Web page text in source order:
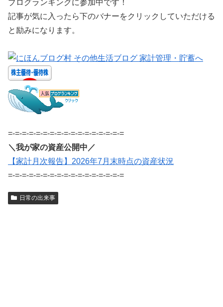
ブログランキングに参加中です！
記事が気に入ったら下のバナーをクリックしていただける
と励みになります。
=-=-=-=-=-=-=-=-=-=-=-=-=-=-=-=-=
＼我が家の資産公開中／
【家計月次報告】2026年7月末時点の資産状況
=-=-=-=-=-=-=-=-=-=-=-=-=-=-=-=-=
日常の出来事